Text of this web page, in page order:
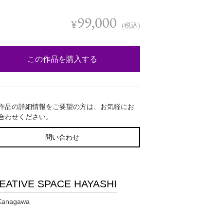
¥99,000 (税込)
この作品を購入する
品の詳細情報をご要望の方は、お気軽にお
わせください。
問い合わせ
SPACE HAYASHI